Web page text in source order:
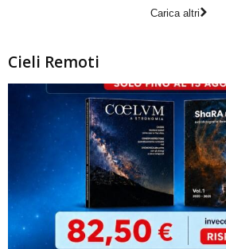
Carica altri
Cieli Remoti